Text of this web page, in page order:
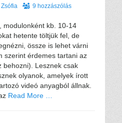
9 hozzászólás
modulonként kb. 10-14
hetente töltjük fel, de
össze is lehet várni
szerint érdemes tartani az
behozni). Lesznek csak
olyanok, amelyek írott
videó anyagból állnak.
Read More …